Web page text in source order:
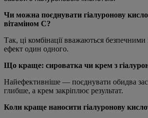
Чи можна поєднувати гіалуронову
вітаміном С?
Так, ці комбінації вважаються безпечними
ефект один одного.
Що краще: сироватка чи крем з
Найефективніше — поєднувати обидва
глибше, а крем закріплює результат.
Коли краще наносити гіалуронову